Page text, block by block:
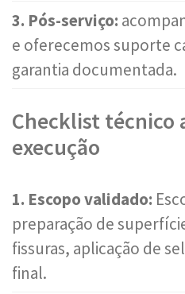
3. Pós-serviço:
e oferecemos suporte
garantia documentada.
Checklist técnico
execução
1. Escopo validado:
preparação de
fissuras, aplicação de
final.